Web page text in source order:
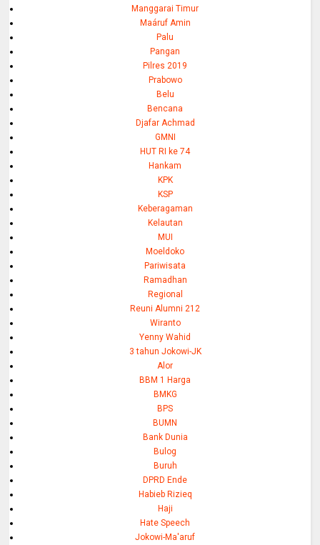
Manggarai Timur
Maáruf Amin
Palu
Pangan
Pilres 2019
Prabowo
Belu
Bencana
Djafar Achmad
GMNI
HUT RI ke 74
Hankam
KPK
KSP
Keberagaman
Kelautan
MUI
Moeldoko
Pariwisata
Ramadhan
Regional
Reuni Alumni 212
Wiranto
Yenny Wahid
3 tahun Jokowi-JK
Alor
BBM 1 Harga
BMKG
BPS
BUMN
Bank Dunia
Bulog
Buruh
DPRD Ende
Habieb Rizieq
Haji
Hate Speech
Jokowi-Ma'aruf